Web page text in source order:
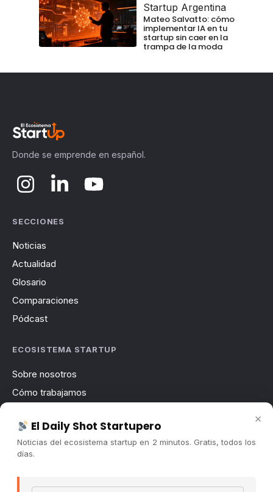
Startup Argentina
Mateo Salvatto: cómo
implementar IA en tu
startup sin caer en la
trampa de la moda
Donde se emprende en español.
SECCIONES
Noticias
Actualidad
Glosario
Comparaciones
Pódcast
ECOSISTEMA STARTUP
Sobre nosotros
Cómo trabajamos
Contacto
Publicidad
×
El Daily Shot Startupero
Noticias del ecosistema startup en 2 minutos. Gratis, todos los
días.